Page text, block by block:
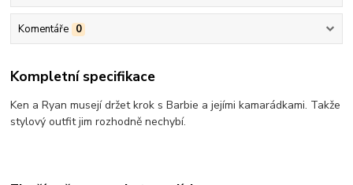
Komentáře 0
Kompletní specifikace
Ken a Ryan musejí držet krok s Barbie a jejími kamarádkami. Takže
stylový outfit jim rozhodně nechybí.